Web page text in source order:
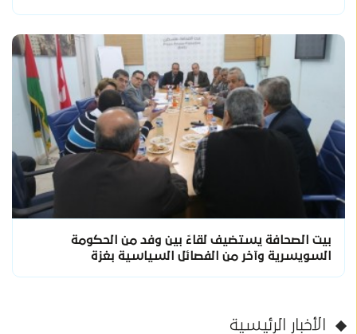
بيت الصحافة يستضيف لقاءً بين وفد من الحكومة
السويسرية وآخر من الفصائل السياسية بغزة
الأخبار الرئيسية